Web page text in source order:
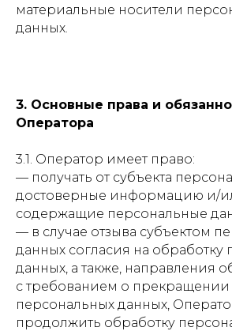
материальные носители
данных.
3. Основные права и
Оператора
3.1. Оператор имеет право:
— получать от субъекта
достоверные информацию и/
содержащие персональные
— в случае отзыва субъектом
данных согласия на обработку
данных, а также, направления
с требованием о прекращении
персональных данных,
продолжить обработку